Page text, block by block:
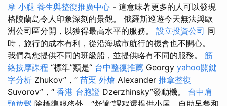
摩 小腿 養生與整復推廣中心 - 這意味著更多的人可以發現
格陵蘭島令人印象深刻的景觀。 俄羅斯巡遊今天無法與歐
洲公司區分開，以獲得最高水平的服務。 設立投資公司 同
時，旅行的成本有利，從沿海城市航行的機會也不開心。
我們為您提供不同的班級船，並提供略有不同的服務。 筋
絡按摩課程 “標準”類是“ 台中整復推薦 Georgy yahoo關鍵
字分析 Zhukov”，“ 苗栗 外燴 Alexander 推拿整復
Suvorov”，“ 香港 台胞證 Dzerzhinsky”發動機。 台中肩
頸放鬆 除標準服務外，“舒適”課程還提供小屋，自助早餐和